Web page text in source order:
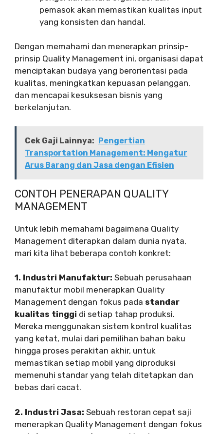
pemasok akan memastikan kualitas input
yang konsisten dan handal.
Dengan memahami dan menerapkan prinsip-
prinsip Quality Management ini, organisasi dapat
menciptakan budaya yang berorientasi pada
kualitas, meningkatkan kepuasan pelanggan,
dan mencapai kesuksesan bisnis yang
berkelanjutan.
Cek Gaji Lainnya: Pengertian
Transportation Management: Mengatur
Arus Barang dan Jasa dengan Efisien
CONTOH PENERAPAN QUALITY
MANAGEMENT
Untuk lebih memahami bagaimana Quality
Management diterapkan dalam dunia nyata,
mari kita lihat beberapa contoh konkret:
1. Industri Manufaktur: Sebuah perusahaan
manufaktur mobil menerapkan Quality
Management dengan fokus pada standar
kualitas tinggi di setiap tahap produksi.
Mereka menggunakan sistem kontrol kualitas
yang ketat, mulai dari pemilihan bahan baku
hingga proses perakitan akhir, untuk
memastikan setiap mobil yang diproduksi
memenuhi standar yang telah ditetapkan dan
bebas dari cacat.
2. Industri Jasa: Sebuah restoran cepat saji
menerapkan Quality Management dengan fokus